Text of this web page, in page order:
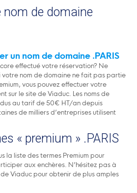
nom de domaine
un nom de domaine .PARIS
effectué votre réservation? Ne
nom de domaine ne fait pas partie
vous pouvez effectuer votre
sur le site de Viaduc. Les noms de
au tarif de 50€ HT/an depuis
de milliers d’entreprises utilisent
« premium » .PARIS
la liste des termes Premium pour
aux enchères. N’hésitez pas à
Viaduc pour obtenir de plus amples